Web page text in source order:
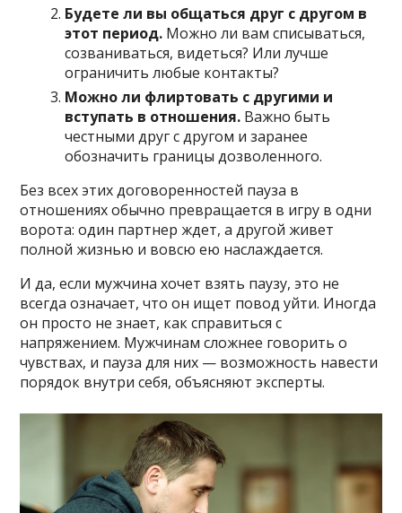
Будете ли вы общаться друг с другом в
этот период. Можно ли вам списываться,
созваниваться, видеться? Или лучше
ограничить любые контакты?
Можно ли флиртовать с другими и
вступать в отношения. Важно быть
честными друг с другом и заранее
обозначить границы дозволенного.
Без всех этих договоренностей пауза в
отношениях обычно превращается в игру в одни
ворота: один партнер ждет, а другой живет
полной жизнью и вовсю ею наслаждается.
И да, если мужчина хочет взять паузу, это не
всегда означает, что он ищет повод уйти. Иногда
он просто не знает, как справиться с
напряжением. Мужчинам сложнее говорить о
чувствах, и пауза для них — возможность навести
порядок внутри себя, объясняют эксперты.